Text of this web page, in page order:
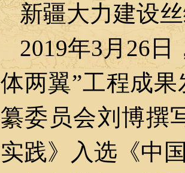
新疆大力建设
2019年3月26 日
体两翼”工程成
纂委员会刘博撰
实践》
入选《中